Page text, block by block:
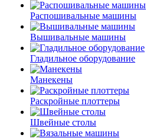
Распошивальные машины
Вышивальные машины
Гладильное оборудование
Манекены
Раскройные плоттеры
Швейные столы